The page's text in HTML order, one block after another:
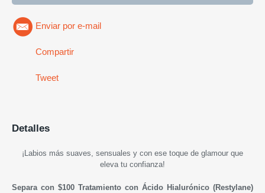
Enviar por e-mail
Compartir
Tweet
Detalles
¡L abios más suaves, sensuales y con ese toque de glamour que
eleva tu confianza!
Separa con $100 Tratamiento con Ácido Hialurónico (Restylane)